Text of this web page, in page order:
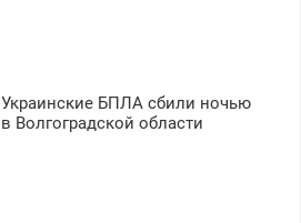
Украинские БПЛА сбили ночью
в Волгоградской области